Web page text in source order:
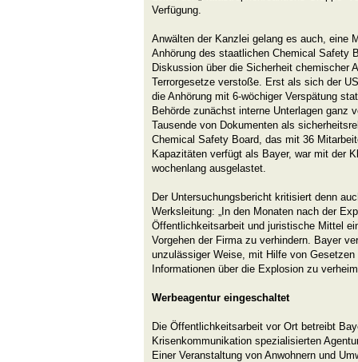
Verfügung.
Anwälten der Kanzlei gelang es auch, eine
Anhörung des staatlichen Chemical Safety
Diskussion über die Sicherheit chemischer
Terrorgesetze verstoße. Erst als sich der
die Anhörung mit 6-wöchiger Verspätung
Behörde zunächst interne Unterlagen ganz
Tausende von Dokumenten als
Chemical Safety Board, das mit 36
Kapazitäten verfügt als Bayer, war mit der
wochenlang ausgelastet.
Der Untersuchungsbericht kritisiert denn
Werksleitung: „In den Monaten nach der
Öffentlichkeitsarbeit und juristische Mittel
Vorgehen der Firma zu verhindern. Bayer
unzulässiger Weise, mit Hilfe von
Informationen über die Explosion zu
Werbeagentur eingeschaltet
Die Öffentlichkeitsarbeit vor Ort betreibt
Krisenkommunikation spezialisierten
Einer Veranstaltung von Anwohnern und